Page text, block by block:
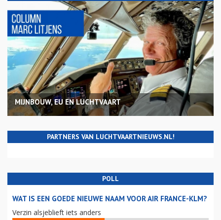
MIJNBOUW, EU EN LUCHTVAART
PARTNERS VAN LUCHTVAARTNIEUWS.NL!
POLL
WAT IS EEN GOEDE NIEUWE NAAM VOOR AIR FRANCE-KLM?
Verzin alsjeblieft iets anders